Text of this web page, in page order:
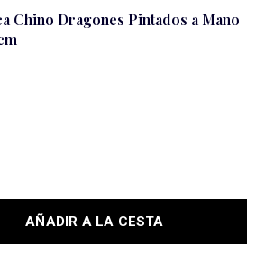
Chino Dragones Pintados a Mano
AÑADIR A LA CESTA